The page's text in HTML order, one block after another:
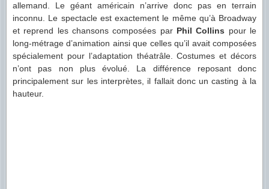
allemand. Le géant américain n’arrive donc pas en terrain
inconnu. Le spectacle est exactement le même qu’à Broadway
et reprend les chansons composées par Phil Collins pour le
long-métrage d’animation ainsi que celles qu’il avait composées
spécialement pour l’adaptation théatrâle. Costumes et décors
n’ont pas non plus évolué. La différence reposant donc
principalement sur les interprètes, il fallait donc un casting à la
hauteur.